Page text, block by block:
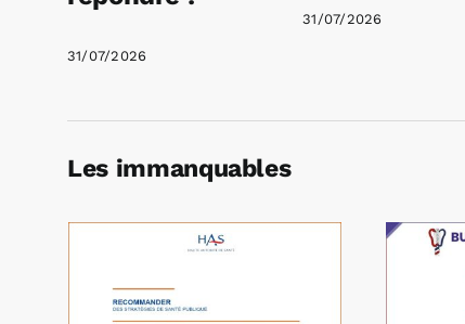
31/07/2026
31/07/2026
Les immanquables